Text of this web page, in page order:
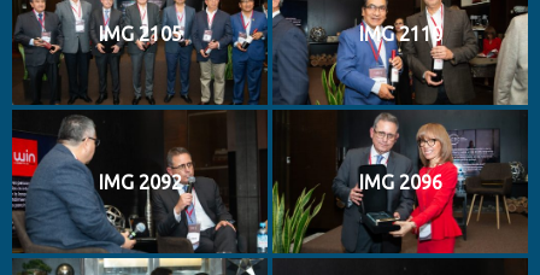
IMG 2105 IMG 2110
IMG 2092 IMG 2096